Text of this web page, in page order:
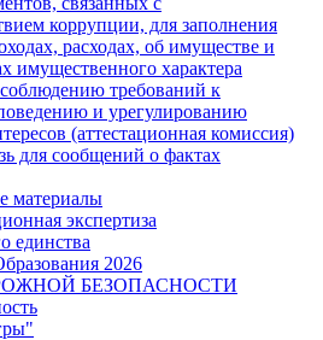
коррупции, для заполнения
расходах, об имуществе и
имущественного характера
требований к
и урегулированию
(аттестационная комиссия)
для сообщений о фактах
материалы
экспертиза
единства
2026
БЕЗОПАСНОСТИ